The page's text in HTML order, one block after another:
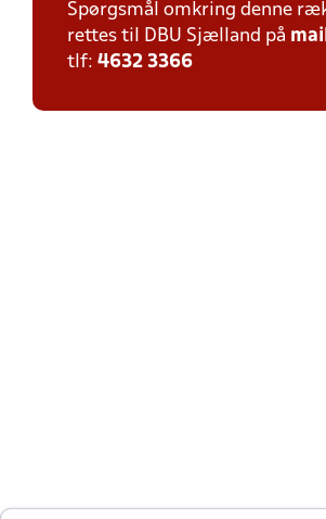
Spørgsmål omkring denne
rettes til DBU Sjælland på mail
tlf: 4632 3366